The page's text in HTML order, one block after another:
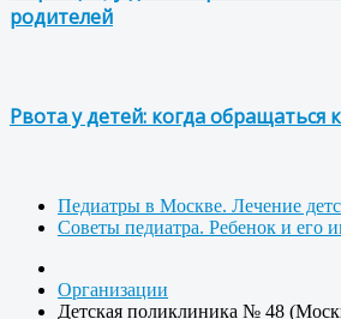
родителей
Рвота у детей: когда обращаться
Педиатры в Москве. Лечение
Советы педиатра. Ребенок и его
Организации
Детская поликлиника № 48